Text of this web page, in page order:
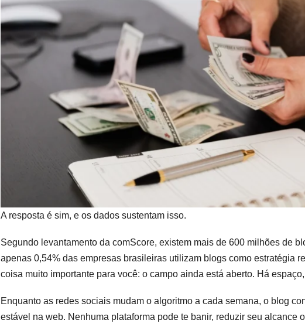
A resposta é sim, e os dados sustentam isso.
Segundo levantamento da comScore, existem mais de 600 milhões de
apenas 0,54% das empresas brasileiras utilizam blogs como estratégia
coisa muito importante para você: o campo ainda está aberto. Há
Enquanto as redes sociais mudam o algoritmo a cada semana, o blog
estável na web. Nenhuma plataforma pode te banir, reduzir seu alcance